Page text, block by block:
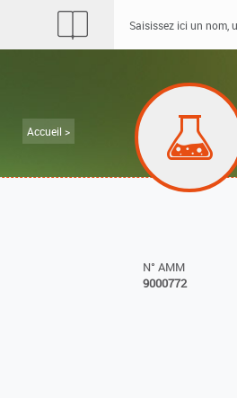
Accueil >
N° AMM
9000772